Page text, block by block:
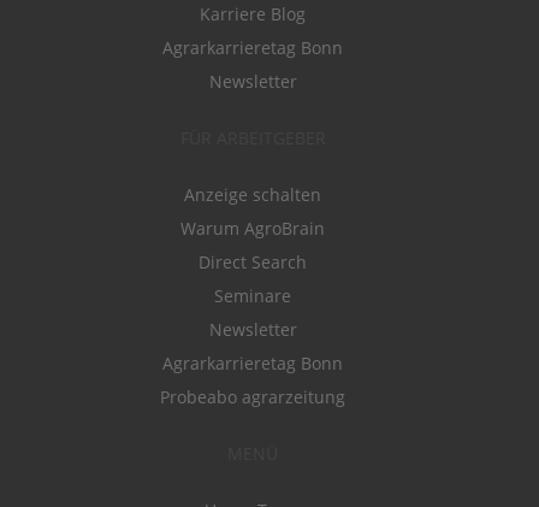
Karriere Blog
Agrarkarrieretag Bonn
Newsletter
Anzeige schalten
Warum AgroBrain
Direct Search
Seminare
Newsletter
Agrarkarrieretag Bonn
Probeabo agrarzeitung